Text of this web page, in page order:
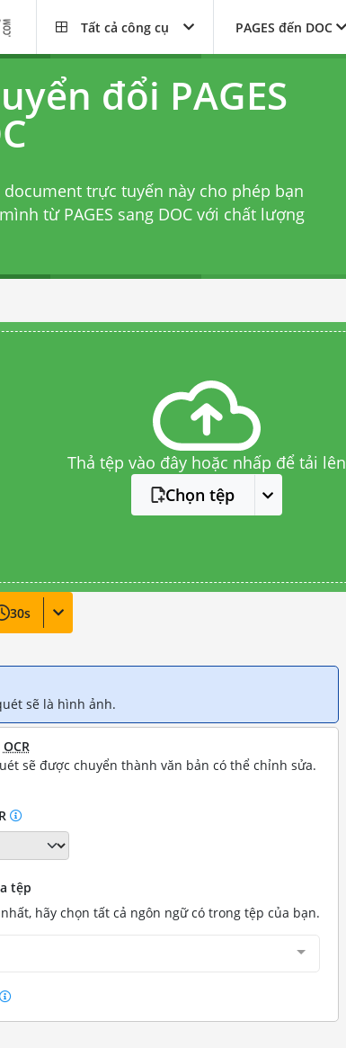
Tất cả công cụ PAGES đến DOC
đổi PAGES
document trực tuyến này cho phép bạn
từ PAGES sang DOC với chất lượng
Thả tệp vào đây hoặc nhấp để tải lên
Chọn tệp
30s
sẽ là hình ảnh.
OCR
sẽ được chuyển thành văn bản có thể chỉnh sửa.
tệp
hãy chọn tất cả ngôn ngữ có trong tệp của bạn.